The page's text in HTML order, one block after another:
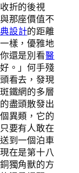
折的後視
那座價值不
設計的距離
樣，優雅地
還是別看醫
。」何手殘
看去，發現
鐵網的多層
盡頭散發出
異類，它的
要有人敢在
到一個泊車
在是第十八
獨角獸的方